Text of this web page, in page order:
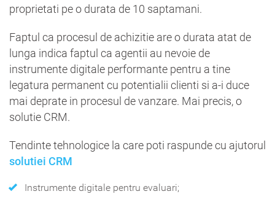
proprietati pe o durata de 10 saptamani.
Faptul ca procesul de achizitie are o durata atat de
lunga indica faptul ca agentii au nevoie de
instrumente digitale performante pentru a tine
legatura permanent cu potentialii clienti si a-i duce
mai deprate in procesul de vanzare. Mai precis, o
solutie CRM.
Tendinte tehnologice la care poti raspunde cu ajutorul
solutiei CRM
Instrumente digitale pentru evaluari;